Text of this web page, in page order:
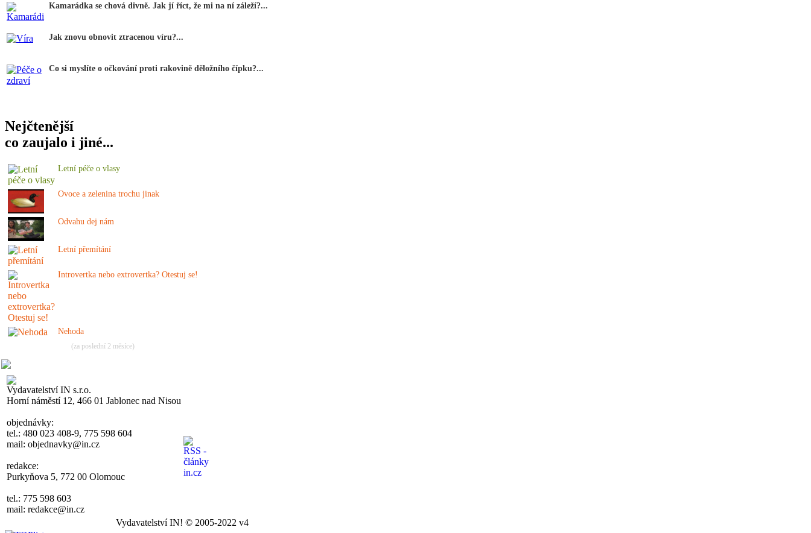
Kamarádka se chová divně. Jak jí říct, že mi na ní záleží?...
Jak znovu obnovit ztracenou víru?...
Co si myslíte o očkování proti rakovině děložního čípku?...
Nejčtenější
co zaujalo i jiné...
Letní péče o vlasy
Ovoce a zelenina trochu jinak
Odvahu dej nám
Letní přemítání
Introvertka nebo extrovertka? Otestuj se!
Nehoda
(za poslední 2 měsíce)
Vydavatelství IN s.r.o.
Horní náměstí 12, 466 01 Jablonec nad Nisou
objednávky:
tel.: 480 023 408-9, 775 598 604
mail: objednavky@in.cz
redakce:
Purkyňova 5, 772 00 Olomouc
tel.: 775 598 603
mail: redakce@in.cz
Vydavatelství IN! © 2005-2022 v4